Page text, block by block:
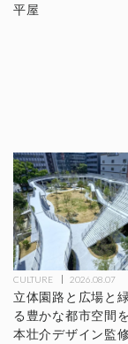
平屋
CULTURE 2026.08.07
立体園路と広場と
る豊かな都市空間
本壮介デザイン監